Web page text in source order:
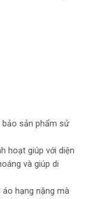
bảo sản phẩm sử
hoạt giúp với diện
và giúp di
hạng nặng mà